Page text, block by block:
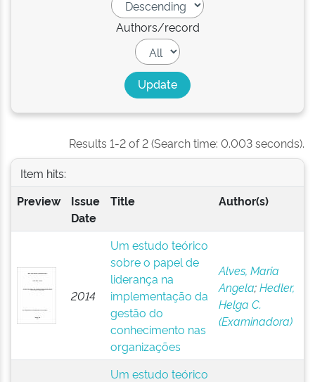
Authors/record
Results 1-2 of 2 (Search time: 0.003 seconds).
Item hits:
Preview
Issue
Date
Title Author(s)
2014
Um estudo teórico
sobre o papel de
liderança na
implementação da
gestão do
conhecimento nas
organizações
Alves, Maria
Angela;Hedler,
Helga C.
(Examinadora)
Um estudo teórico